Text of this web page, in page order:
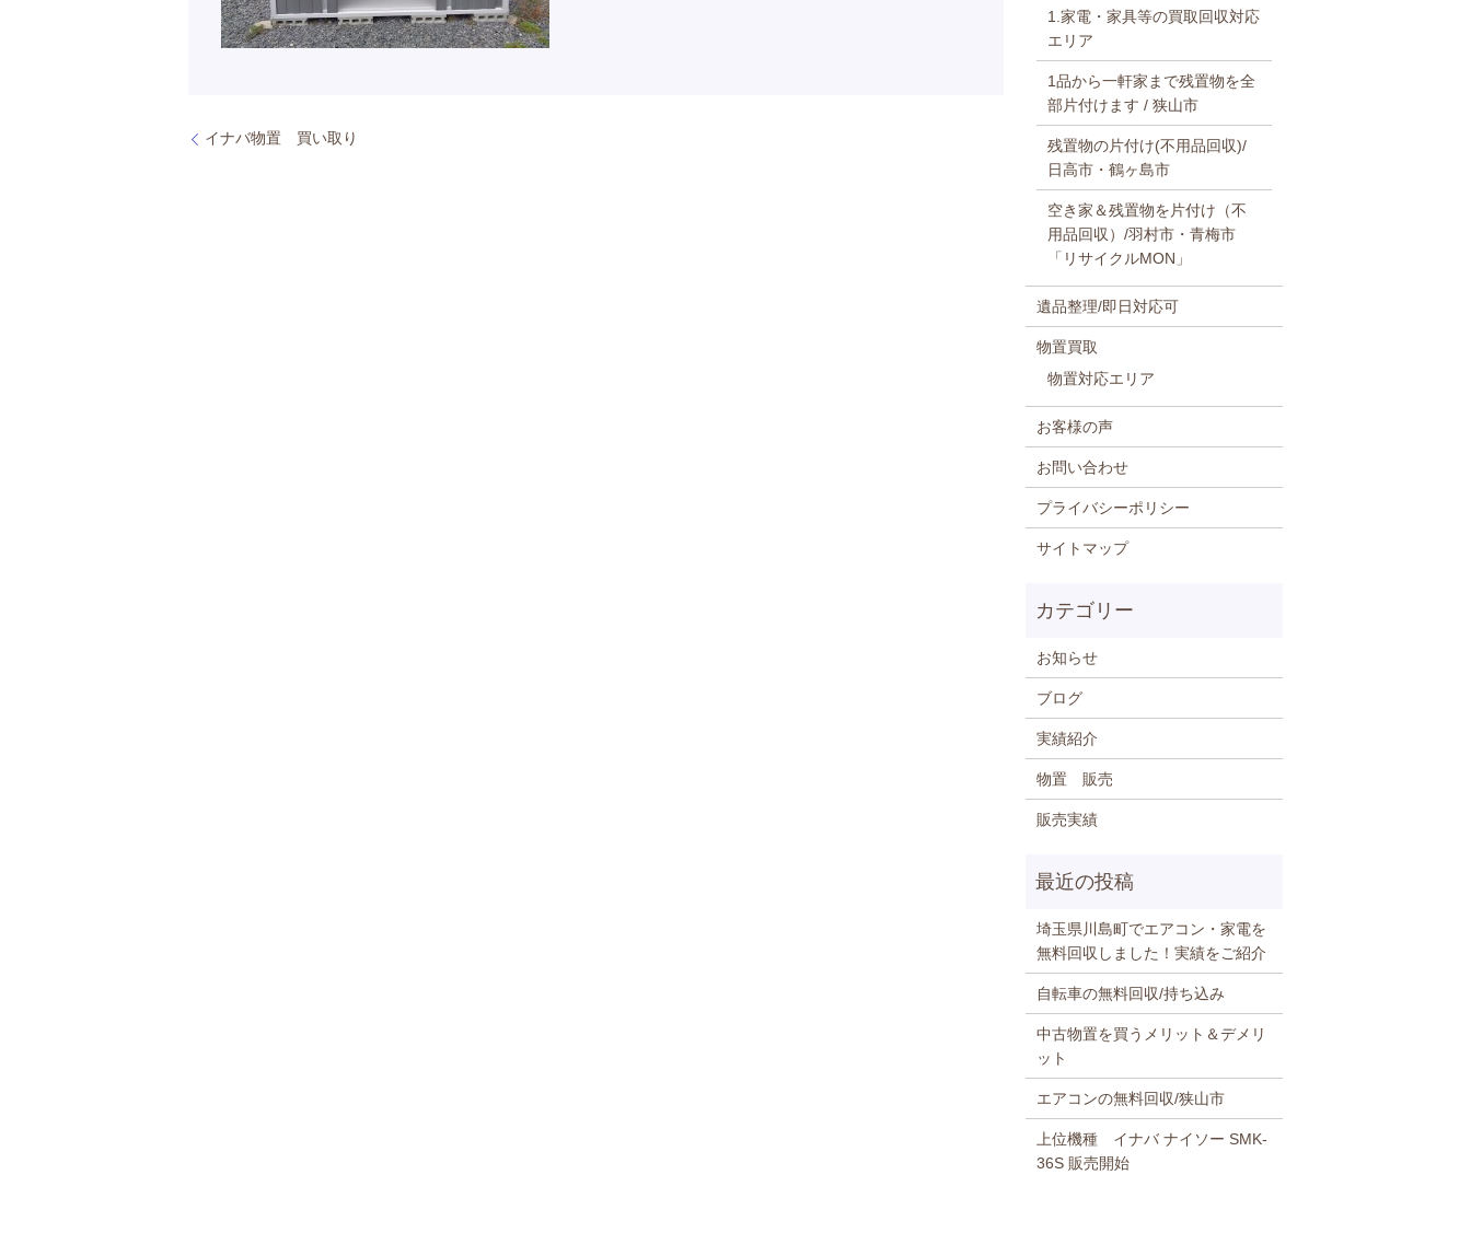
イナバ物置 買い取り
1.家電・家具等の買取回収対応
エリア
1品から一軒家まで残置物を全
部片付けます / 狭山市
残置物の片付け(不用品回収)/
日高市・鶴ヶ島市
空き家＆残置物を片付け（不
用品回収）/羽村市・青梅市
「リサイクルMON」
遺品整理/即日対応可
物置買取
物置対応エリア
お客様の声
お問い合わせ
プライバシーポリシー
サイトマップ
お知らせ
ブログ
実績紹介
物置 販売
販売実績
埼玉県川島町でエアコン・家電を
無料回収しました！実績をご紹介
自転車の無料回収/持ち込み
中古物置を買うメリット＆デメリ
ット
エアコンの無料回収/狭山市
上位機種 イナバ ナイソー SMK-
36S 販売開始